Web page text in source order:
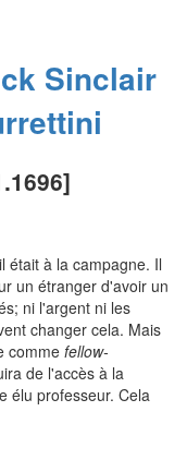
Sinclair
était à la campagne. Il
un étranger d'avoir un
ni l'argent ni les
changer cela. Mais
comme fellow-
de l'accès à la
élu professeur. Cela